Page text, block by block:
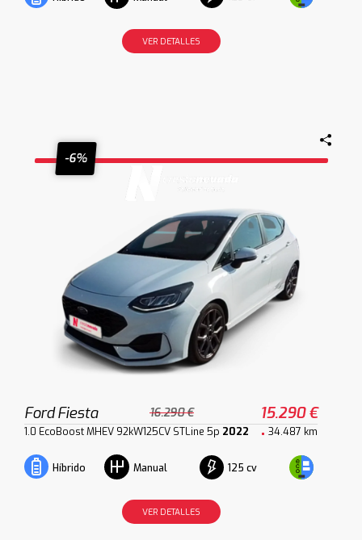
VER DETALLES
-6%
Ford Fiesta 16.290 € 15.290 €
1.0 EcoBoost MHEV 92kW125CV STLine 5p 2022 34.487 km
Híbrido Manual 125 cv
VER DETALLES